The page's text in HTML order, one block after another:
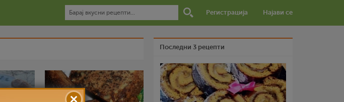
Регистрација Најави се
Последни 3 рецепти